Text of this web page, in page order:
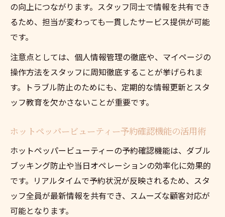
の向上につながります。スタッフ同士で情報を共有でき
るため、担当が変わっても一貫したサービス提供が可能
です。
注意点としては、個人情報管理の徹底や、マイページの
操作方法をスタッフに周知徹底することが挙げられま
す。トラブル防止のためにも、定期的な情報更新とスタ
ッフ教育を欠かさないことが重要です。
ホットペッパービューティー予約確認機能の活用術
ホットペッパービューティーの予約確認機能は、ダブル
ブッキング防止や当日オペレーションの効率化に効果的
です。リアルタイムで予約状況が反映されるため、スタ
ッフ全員が最新情報を共有でき、スムーズな顧客対応が
可能となります。